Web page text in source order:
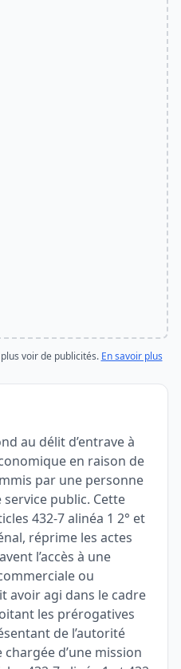
voir de publicités. En savoir plus
au délit d’entrave à
en raison de
par une personne
service public. Cette
432-7 alinéa 1 2° et
réprime les actes
l’accès à une
ou
avoir agi dans le cadre
les prérogatives
de l’autorité
d’une mission